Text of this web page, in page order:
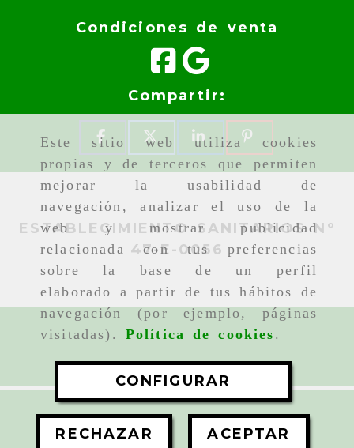
Este sitio web utiliza cookies
propias y de terceros que permiten
mejorar la usabilidad de
navegación, analizar el uso de la
web y mostrar publicidad
relacionada con tus preferencias
sobre la base de un perfil
elaborado a partir de tus hábitos de
navegación (por ejemplo, páginas
visitadas). Política de cookies .
CONFIGURAR
RECHAZAR ACEPTAR
Consultar precio
Condiciones de venta
Compartir:
ESTABLECIMIENTO SANITARIOS Nº
47-E-0056